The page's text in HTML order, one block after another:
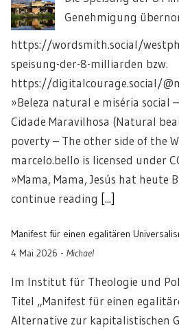
Genehmigung
https://wordsmith.social/
speisung-der-8-milliarden bzw.
https://digitalcourage.social/
»Beleza natural e miséria social
Cidade Maravilhosa (Natural
poverty – The other side of the
marcelo.bello is licensed under
»Mama, Mama, Jesús hat heute
continue reading [...]
Manifest für einen egalitären
4 Mai 2026 - Michael
Im Institut für Theologie und
Titel „Manifest für einen
Alternative zur kapitalistischen